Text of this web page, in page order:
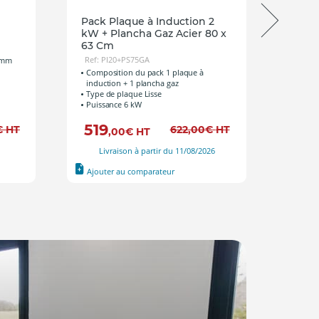
HT
Pack Plaque à Induction 2
kW + Plancha Gaz Acier 80 x
63 Cm
Ref: PI20+PS75GA
Composition du pack 1 plaque à
induction + 1 plancha gaz
Type de plaque Lisse
Puissance 6 kW
519,00€ HT 622,00€ HT
Livraison à partir du 11/08/2026
Ajouter au comparateur